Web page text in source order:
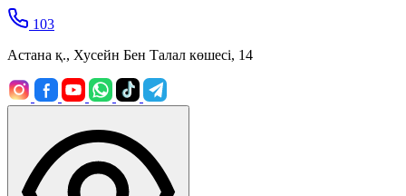
103
Астана қ., Хусейн Бен Талал көшесі, 14